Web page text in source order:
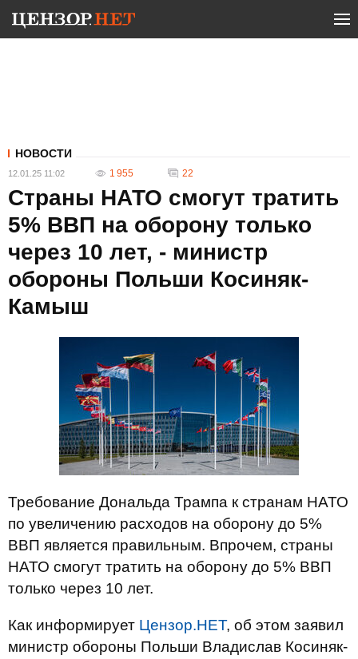
НОВОСТИ
12.01.25 11:02 1 955 22
Страны НАТО смогут тратить
5% ВВП на оборону только
через 10 лет, - министр
обороны Польши Косиняк-
Камыш
Требование Дональда Трампа к странам НАТО
по увеличению расходов на оборону до 5%
ВВП является правильным. Впрочем, страны
НАТО смогут тратить на оборону до 5% ВВП
только через 10 лет.
Как информирует Цензор.НЕТ, об этом заявил
министр обороны Польши Владислав Косиняк-